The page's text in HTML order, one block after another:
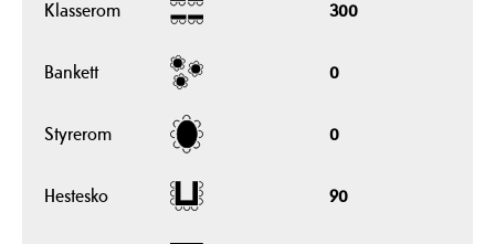
Klasserom 300
Bankett 0
Styrerom 0
Hestesko 90